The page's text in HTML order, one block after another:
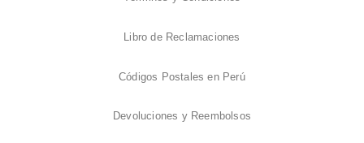
Libro de Reclamaciones
Códigos Postales en Perú
Devoluciones y Reembolsos